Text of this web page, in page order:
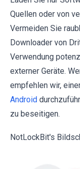
Quellen oder von
Vermeiden Sie
Downloader von
Verwendung
externer Geräte.
empfehlen wir,
Android
zu beseitigen.
NotLockBit's